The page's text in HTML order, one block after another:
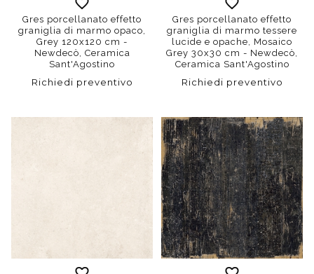
Gres porcellanato effetto
graniglia di marmo opaco,
Grey 120x120 cm -
Newdecò, Ceramica
Sant'Agostino
Richiedi preventivo
Gres porcellanato effetto
graniglia di marmo tessere
lucide e opache, Mosaico
Grey 30x30 cm - Newdecò,
Ceramica Sant'Agostino
Richiedi preventivo